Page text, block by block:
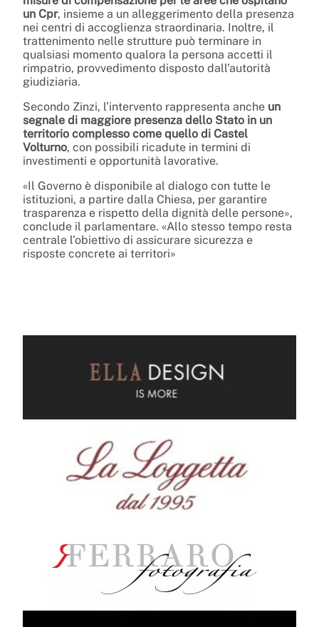
un Cpr, insieme a un alleggerimento della presenza
nei centri di accoglienza straordinaria. Inoltre, il
trattenimento nelle strutture può terminare in
qualsiasi momento qualora la persona accetti il
rimpatrio, provvedimento disposto dall’autorità
giudiziaria.
Secondo Zinzi, l’intervento rappresenta anche un
segnale di maggiore presenza dello Stato in un
territorio complesso come quello di Castel
Volturno, con possibili ricadute in termini di
investimenti e opportunità lavorative.
«Il Governo è disponibile al dialogo con tutte le
istituzioni, a partire dalla Chiesa, per garantire
trasparenza e rispetto della dignità delle persone»,
conclude il parlamentare. «Allo stesso tempo resta
centrale l’obiettivo di assicurare sicurezza e
risposte concrete ai territori»